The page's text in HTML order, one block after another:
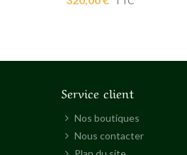
Service client
Nos boutiques
Nous contacter